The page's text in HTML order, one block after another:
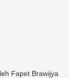
Fapet Brawijya